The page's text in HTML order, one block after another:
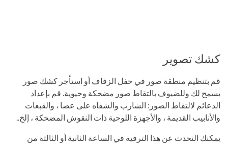
كشك تصوير
قم بتنظيم منطقة صور في حفل الزفاف أو استأجر كشك صور
يسمح لك وللضيوف بالتقاط صور مضحكة وحيوية. قم بإعداد
الدعائم لالتقاط الصور: الشارب والشفاه على عصا ، والقبعات
والأنابيب القديمة ، والأجهزة اللوحية ذات النقوش المضحكة ، إلخ..
يمكنك التحدث عن هذا الترفيه في الساعة الثانية أو الثالثة من